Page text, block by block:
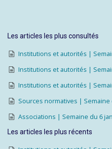
Les articles les plus consultés
Institutions et autorités |
Institutions et autorités |
Institutions et autorités |
Sources normatives | Semaine
Associations | Semaine du 6
Les articles les plus récents